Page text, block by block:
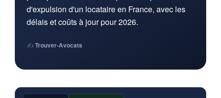
d'expulsion d'un locataire en France, avec les
délais et coûts à jour pour 2026.
✍️Trouver-Avocats